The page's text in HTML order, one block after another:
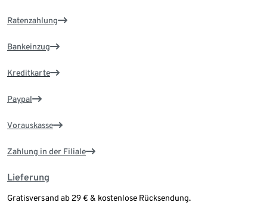
Ratenzahlung
Bankeinzug
Kreditkarte
Paypal
Vorauskasse
Zahlung in der Filiale
Lieferung
Gratisversand ab 29 € & kostenlose Rücksendung.